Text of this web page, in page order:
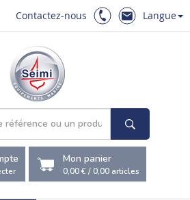
Contactez-nous Langue
Mon panier
0,00 €/0,00 articles